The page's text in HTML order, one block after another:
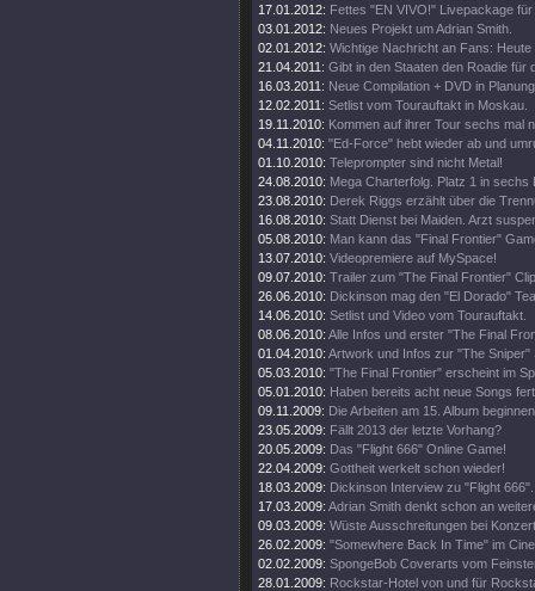
17.01.2012: Fettes "EN VIVO!" Livepackage
03.01.2012: Neues Projekt um Adrian Smith.
02.01.2012: Wichtige Nachricht an Fans: Heute
21.04.2011: Gibt in den Staaten den Roadie für
16.03.2011: Neue Compilation + DVD in
12.02.2011: Setlist vom Tourauftakt in Moskau.
19.11.2010: Kommen auf ihrer Tour sechs mal
04.11.2010: "Ed-Force" hebt wieder ab und
01.10.2010: Teleprompter sind nicht Metal!
24.08.2010: Mega Charterfolg. Platz 1 in sechs
23.08.2010: Derek Riggs erzählt über die
16.08.2010: Statt Dienst bei Maiden. Arzt
05.08.2010: Man kann das "Final Frontier"
13.07.2010: Videopremiere auf MySpace!
09.07.2010: Trailer zum "The Final Frontier"
26.06.2010: Dickinson mag den "El Dorado"
14.06.2010: Setlist und Video vom Tourauftakt.
08.06.2010: Alle Infos und erster "The Final
01.04.2010: Artwork und Infos zur "The Sniper"
05.03.2010: "The Final Frontier" erscheint im
05.01.2010: Haben bereits acht neue Songs
09.11.2009: Die Arbeiten am 15. Album
23.05.2009: Fällt 2013 der letzte Vorhang?
20.05.2009: Das "Flight 666" Online Game!
22.04.2009: Gottheit werkelt schon wieder!
18.03.2009: Dickinson Interview zu "Flight 666".
17.03.2009: Adrian Smith denkt schon an
09.03.2009: Wüste Ausschreitungen bei
26.02.2009: "Somewhere Back In Time" im
02.02.2009: SpongeBob Coverarts vom
28.01.2009: Rockstar-Hotel von und für